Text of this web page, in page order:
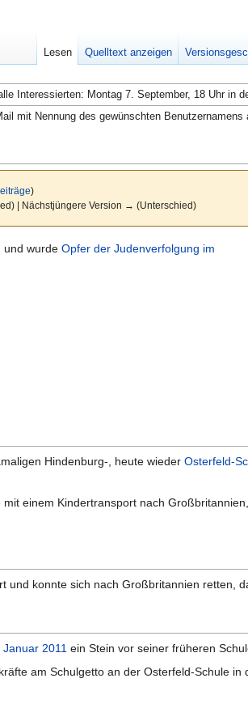
Interessierten: Montag 7. September, 18 Uhr in
mit Nennung des gewünschten Benutzernamens
)
| Nächstjüngere Version → (Unterschied)
und wurde Opfer der Judenverfolgung im
Hindenburg-, heute wieder Osterfeld-
einem Kindertransport nach Großbritannien,
und konnte sich nach Großbritannien retten,
Januar 2011 ein Stein vor seiner früheren
am Schulgetto an der Osterfeld-Schule
Lesen Quelltext anzeigen